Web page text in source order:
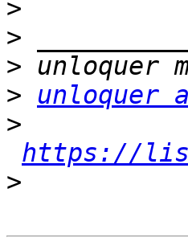
>
>
>
>
>
https://
>